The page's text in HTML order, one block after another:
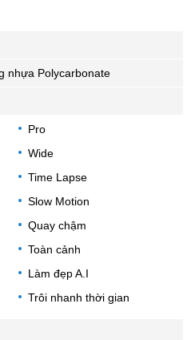
nhựa Polycarbonate
Pro
Wide
Time Lapse
Slow Motion
Quay chậm
Toàn cảnh
Làm đẹp A.I
Trôi nhanh thời gian